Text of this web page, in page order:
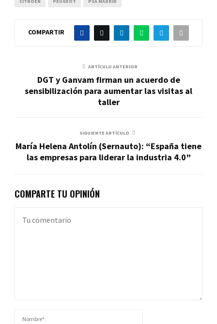
COMPARTIR
ARTÍCULO ANTERIOR
DGT y Ganvam firman un acuerdo de
sensibilización para aumentar las visitas al
taller
SIGUIENTE ARTÍCULO
María Helena Antolín (Sernauto): “España tiene
las empresas para liderar la industria 4.0”
COMPARTE TU OPINIÓN